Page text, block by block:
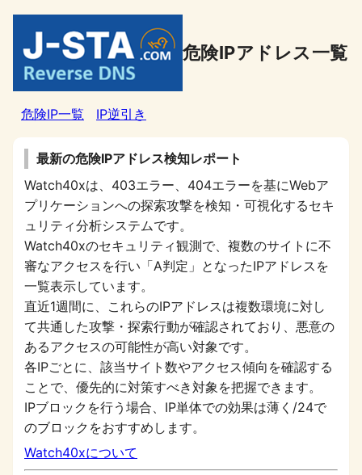
危険IPアドレス一覧
危険IP一覧 IP逆引き
最新の危険IPアドレス検知レポート
Watch40xは、403エラー、404エラーを基にWebア
プリケーションへの探索攻撃を検知・可視化するセキ
ュリティ分析システムです。
Watch40xのセキュリティ観測で、複数のサイトに不
審なアクセスを行い「A判定」となったIPアドレスを
一覧表示しています。
直近1週間に、これらのIPアドレスは複数環境に対し
て共通した攻撃・探索行動が確認されており、悪意の
あるアクセスの可能性が高い対象です。
各IPごとに、該当サイト数やアクセス傾向を確認する
ことで、優先的に対策すべき対象を把握できます。
IPブロックを行う場合、IP単体での効果は薄く/24で
のブロックをおすすめします。
Watch40xについて